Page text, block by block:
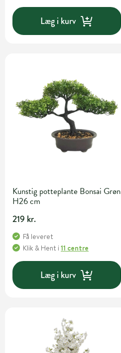
Læg i kurv
Kunstig potteplante Bonsai Grøn
H26 cm
219 kr.
Få leveret
Klik & Hent i 11 centre
Læg i kurv